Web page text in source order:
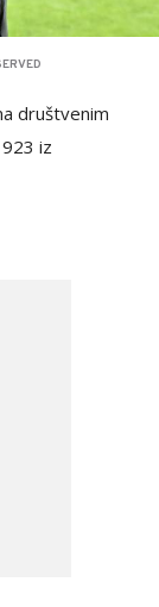
društvenim
iz